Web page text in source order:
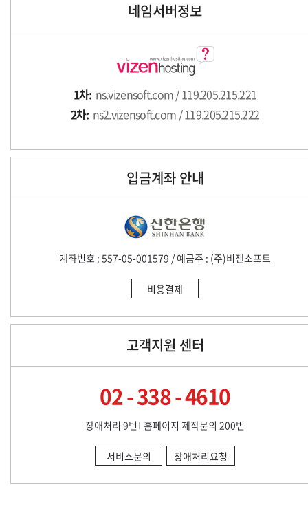
네임서버정보
1차: ns.vizensoft.com / 119.205.215.221
2차: ns2.vizensoft.com / 119.205.215.222
입금계좌 안내
계좌번호 : 557-05-001579 / 예금주 : (주)비젠소프트
비용결제
고객지원 센터
02 - 338 - 4610
장애처리 9번 홈페이지 제작문의 200번
서비스문의 장애처리요청